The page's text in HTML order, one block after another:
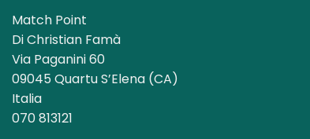
Match Point
Di Christian Famà
Via Paganini 60
09045 Quartu S’Elena (CA)
Italia
070 813121